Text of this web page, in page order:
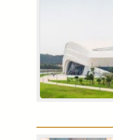
بيت مال
وهبات رياح
من مناطق
تسرع أشغال الملعب
التابع
على شهادة